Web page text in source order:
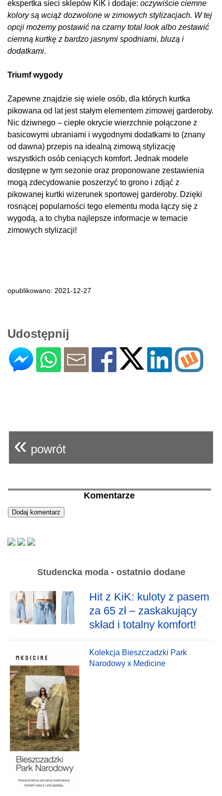
ekspertka sieci sklepów KiK i dodaje: oczywiście ciemne
kolory są wciąż dozwolone w zimowych stylizacjach. W tej
opcji możemy postawić na czarny total look albo zestawić
ciemną kurtkę z bardzo jasnymi spodniami, bluzą i
dodatkami.
Triumf wygody
Zapewne znajdzie się wiele osób, dla których kurtka
pikowana od lat jest stałym elementem zimowej garderoby.
Nic dziwnego – ciepłe okrycie wierzchnie połączone z
basicowymi ubraniami i wygodnymi dodatkami to (znany
od dawna) przepis na idealną zimową stylizację
wszystkich osób ceniących komfort. Jednak modele
dostępne w tym sezonie oraz proponowane zestawienia
mogą zdecydowanie poszerzyć to grono i zdjąć z
pikowanej kurtki wizerunek sportowej garderoby. Dzięki
rosnącej popularności tego elementu moda łączy się z
wygodą, a to chyba najlepsze informacje w temacie
zimowych stylizacji!
opublikowano: 2021-12-27
Udostępnij
« powrót
Komentarze
Studencka moda - ostatnio dodane
Hit z KiK: kuloty z pasem
za 65 zł – zaskakujący
skład i totalny komfort!
Kolekcja Bieszczadzki Park
Narodowy x Medicine